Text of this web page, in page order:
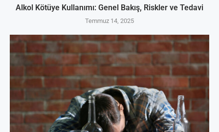
Alkol Kötüye Kullanımı: Genel Bakış, Riskler ve Tedavi
Temmuz 14, 2025